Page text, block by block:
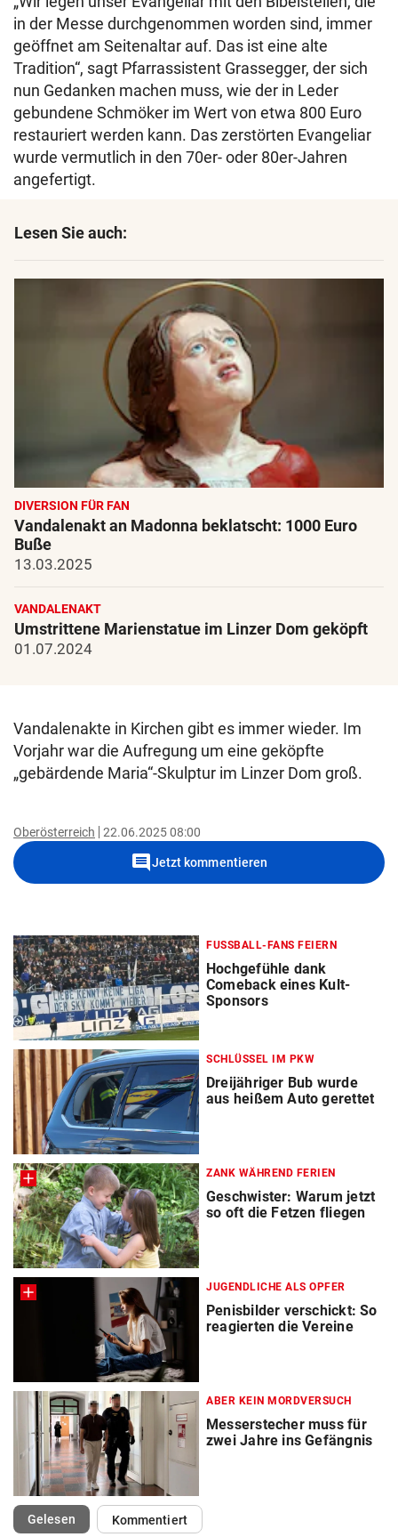
in der Messe durchgenommen worden sind, immer
geöffnet am Seitenaltar auf. Das ist eine alte
Tradition“, sagt Pfarrassistent Grassegger, der sich
nun Gedanken machen muss, wie der in Leder
gebundene Schmöker im Wert von etwa 800 Euro
restauriert werden kann. Das zerstörten Evangeliar
wurde vermutlich in den 70er- oder 80er-Jahren
angefertigt.
Lesen Sie auch:
DIVERSION FÜR FAN
Vandalenakt an Madonna beklatscht: 1000 Euro
Buße
13.03.2025
VANDALENAKT
Umstrittene Marienstatue im Linzer Dom geköpft
01.07.2024
Vandalenakte in Kirchen gibt es immer wieder. Im
Vorjahr war die Aufregung um eine geköpfte
„gebärdende Maria“-Skulptur im Linzer Dom groß.
Oberösterreich 22.06.2025 08:00
commentJetzt kommentieren
FUSSBALL-FANS FEIERN
Hochgefühle dank
Comeback eines Kult-
Sponsors
SCHLÜSSEL IM PKW
Dreijähriger Bub wurde
aus heißem Auto gerettet
ZANK WÄHREND FERIEN
Geschwister: Warum jetzt
so oft die Fetzen fliegen
JUGENDLICHE ALS OPFER
Penisbilder verschickt: So
reagierten die Vereine
ABER KEIN MORDVERSUCH
Messerstecher muss für
zwei Jahre ins Gefängnis
Gelesen(ausgewählt)Kommentiert